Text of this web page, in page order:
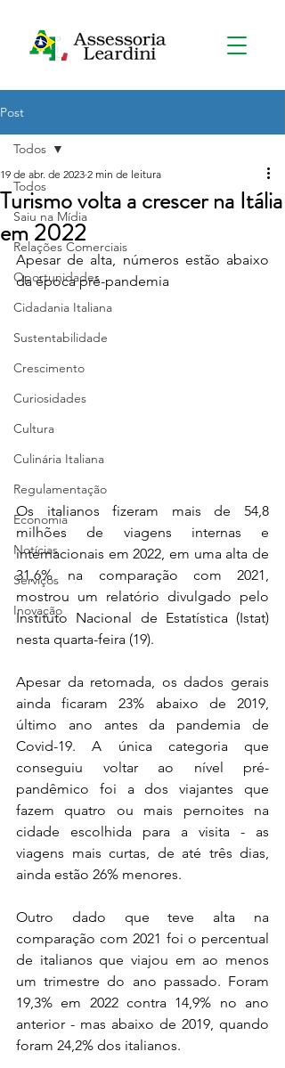
Post
Todos
Saiu na Mídia
Relações Comerciais
Oportunidades
Cidadania Italiana
Sustentabilidade
Crescimento
Curiosidades
Cultura
Culinária Italiana
Regulamentação
Economia
Notícias
Serviços
Inovação
Todos
Turismo volta a crescer na Itália
em 2022
19 de abr. de 2023 2 min de leitura
Apesar de alta, números estão abaixo
da época pré-pandemia
Os italianos fizeram mais de 54,8
milhões de viagens internas e
internacionais em 2022, em uma alta de
31,6% na comparação com 2021,
mostrou um relatório divulgado pelo
Instituto Nacional de Estatística (Istat)
nesta quarta-feira (19).
Apesar da retomada, os dados gerais
ainda ficaram 23% abaixo de 2019,
último ano antes da pandemia de
Covid-19. A única categoria que
conseguiu voltar ao nível pré-
pandêmico foi a dos viajantes que
fazem quatro ou mais pernoites na
cidade escolhida para a visita - as
viagens mais curtas, de até três dias,
ainda estão 26% menores.
Outro dado que teve alta na
comparação com 2021 foi o percentual
de italianos que viajou em ao menos
um trimestre do ano passado. Foram
19,3% em 2022 contra 14,9% no ano
anterior - mas abaixo de 2019, quando
foram 24,2% dos italianos.